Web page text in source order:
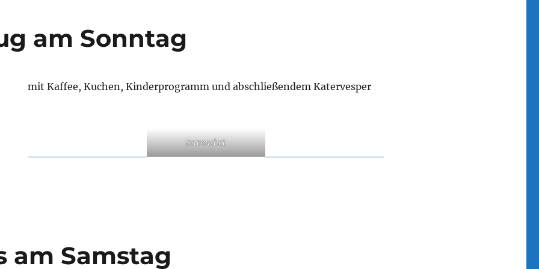
am Sonntag
mit Kaffee, Kuchen, Kinderprogramm und abschließendem Katervesper
Screenshot
am Samstag